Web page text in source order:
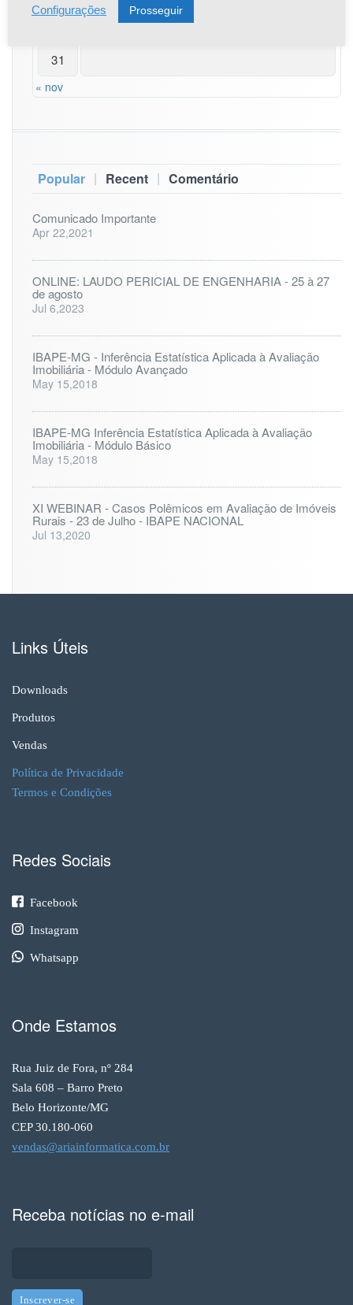
26 27
31
« nov
Popular | Recent | Comentário
Comunicado Importante
Apr 22,2021
ONLINE: LAUDO PERICIAL DE ENGENHARIA - 25 à 27
de agosto
Jul 6,2023
IBAPE-MG - Inferência Estatística Aplicada à Avaliação
Imobiliária - Módulo Avançado
May 15,2018
IBAPE-MG Inferência Estatística Aplicada à Avaliação
Imobiliária - Módulo Básico
May 15,2018
XI WEBINAR - Casos Polêmicos em Avaliação de Imóveis
Rurais - 23 de Julho - IBAPE NACIONAL
Jul 13,2020
Links Úteis
Downloads
Produtos
Vendas
Política de Privacidade
Termos e Condições
Redes Sociais
Facebook
Instagram
Whatsapp
Onde Estamos
Rua Juiz de Fora, nº 284
Sala 608 – Barro Preto
Belo Horizonte/MG
CEP 30.180-060
vendas@ariainformatica.com.br
Receba notícias no e-mail
Configurações Prosseguir